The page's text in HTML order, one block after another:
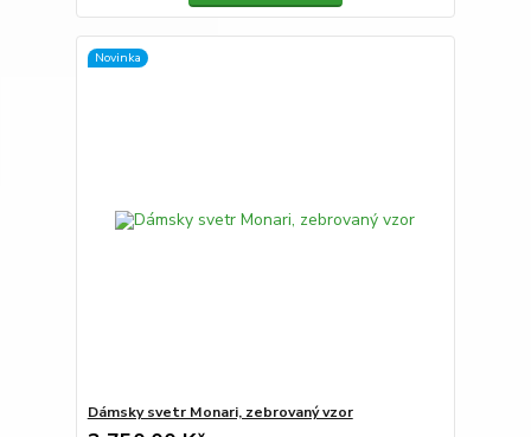
Novinka
Dámsky svetr Monari, zebrovaný vzor